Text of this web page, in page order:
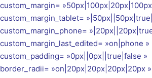
custom_margin=
custom_margin_tablet=
custom_margin_phone=
custom_margin_last_edited= »on|phone »
custom_padding= »0px||0px||true|false »
border_radii= »on|20px|20px|20px|20px »